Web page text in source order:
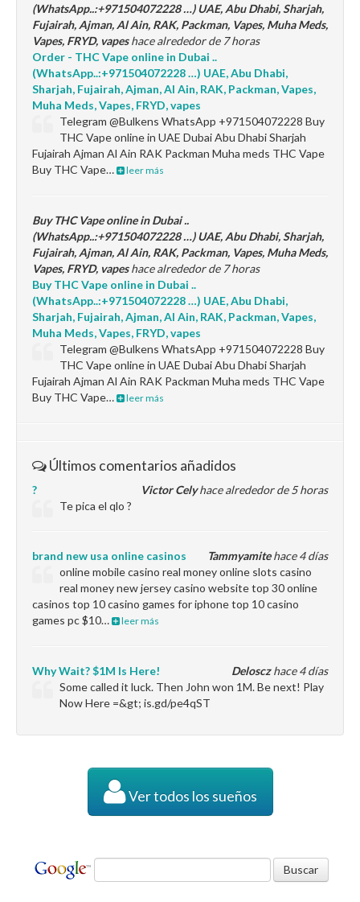
(WhatsApp..:+971504072228 …) UAE, Abu Dhabi, Sharjah,
Fujairah, Ajman, Al Ain, RAK, Packman, Vapes, Muha Meds,
Vapes, FRYD, vapeshace alrededor de 7 horas
Order - THC Vape online in Dubai ..
(WhatsApp..:+971504072228 …) UAE, Abu Dhabi,
Sharjah, Fujairah, Ajman, Al Ain, RAK, Packman, Vapes,
Muha Meds, Vapes, FRYD, vapes
Telegram @Bulkens WhatsApp +971504072228 Buy
THC Vape online in UAE Dubai Abu Dhabi Sharjah
Fujairah Ajman Al Ain RAK Packman Muha meds THC Vape
Buy THC Vape…
leer más
Buy THC Vape online in Dubai ..
(WhatsApp..:+971504072228 …) UAE, Abu Dhabi, Sharjah,
Fujairah, Ajman, Al Ain, RAK, Packman, Vapes, Muha Meds,
Vapes, FRYD, vapeshace alrededor de 7 horas
Buy THC Vape online in Dubai ..
(WhatsApp..:+971504072228 …) UAE, Abu Dhabi,
Sharjah, Fujairah, Ajman, Al Ain, RAK, Packman, Vapes,
Muha Meds, Vapes, FRYD, vapes
Telegram @Bulkens WhatsApp +971504072228 Buy
THC Vape online in UAE Dubai Abu Dhabi Sharjah
Fujairah Ajman Al Ain RAK Packman Muha meds THC Vape
Buy THC Vape…
leer más
Últimos comentarios añadidos
Victor Celyhace alrededor de 5 horas
?
Te pica el qlo ?
Tammyamitehace 4 días
brand new usa online casinos
online mobile casino real money online slots casino
real money new jersey casino website top 30 online
casinos top 10 casino games for iphone top 10 casino
games pc $10…
leer más
Delosczhace 4 días
Why Wait? $1M Is Here!
Some called it luck. Then John won 1M. Be next! Play
Now Here =&gt; is.gd/pe4qST
Ver todos los sueños